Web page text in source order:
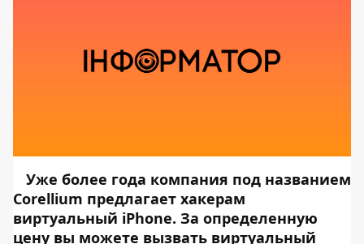
Уже более года компания под названием
Corellium предлагает хакерам
виртуальный iPhone. За определенную
цену вы можете вызвать виртуальный